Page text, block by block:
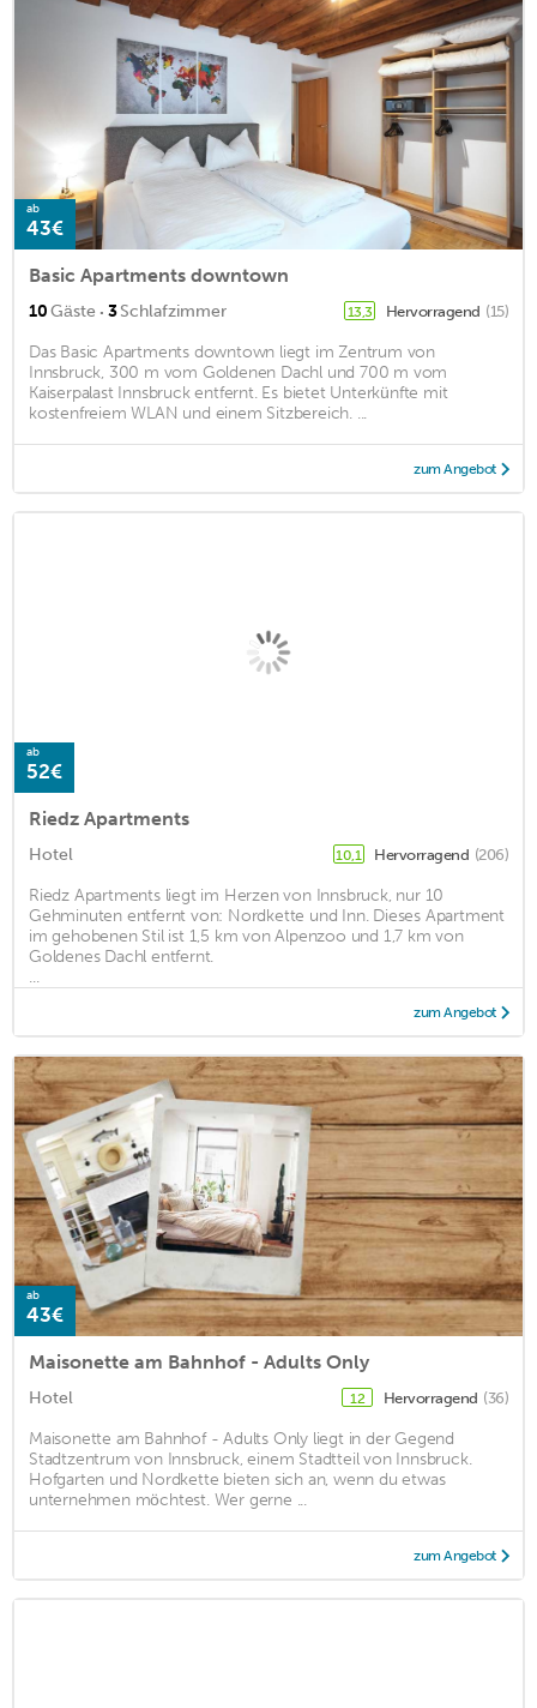
ab
43€
Basic Apartments downtown
10Gäste · 3Schlafzimmer 13,3 Hervorragend (15)
Das Basic Apartments downtown liegt im Zentrum von
Innsbruck, 300 m vom Goldenen Dachl und 700 m vom
Kaiserpalast Innsbruck entfernt. Es bietet Unterkünfte mit
kostenfreiem WLAN und einem Sitzbereich. ...
zum Angebot
ab
52€
Riedz Apartments
Hotel 10,1 Hervorragend (206)
Riedz Apartments liegt im Herzen von Innsbruck, nur 10
Gehminuten entfernt von: Nordkette und Inn. Dieses Apartment
im gehobenen Stil ist 1,5 km von Alpenzoo und 1,7 km von
Goldenes Dachl entfernt.
...
zum Angebot
ab
43€
Maisonette am Bahnhof - Adults Only
Hotel 12 Hervorragend (36)
Maisonette am Bahnhof - Adults Only liegt in der Gegend
Stadtzentrum von Innsbruck, einem Stadtteil von Innsbruck.
Hofgarten und Nordkette bieten sich an, wenn du etwas
unternehmen möchtest. Wer gerne ...
zum Angebot